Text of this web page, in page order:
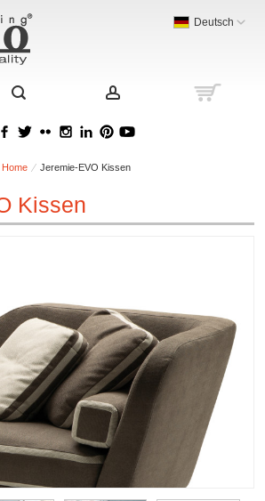
Deutsch
Home Jeremie-EVO Kissen
Kissen